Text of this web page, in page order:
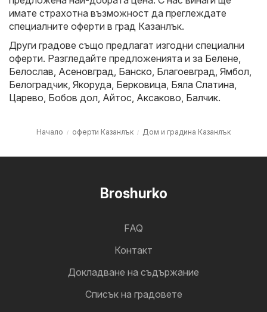
имате страхотна възможност да преглеждате
специалните оферти в град Казанлък.
Други градове също предлагат изгодни специални
оферти. Разгледайте предложенията и за Белене
Белослав Асеновград Банско Благоевград Ямбол
Белоградчик Якоруда Берковица Бяла Слатина
Царево Бобов дол Айтос Аксаково Балчик.
Начало оферти Казанлък Дом и градина Казанлък
Broshurko
FAQ
Контакт
Докладване на съдържание
Cписък на градовете